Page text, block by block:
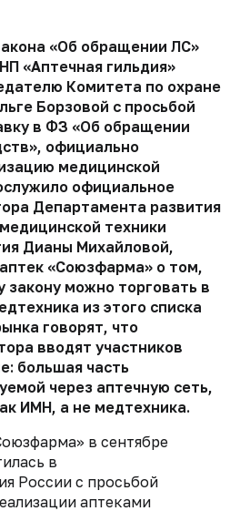
«Об обращении ЛС»
«Аптечная гильдия»
Комитета по охране
Борзовой с просьбой
в ФЗ «Об обращении
официально
медицинской
официальное
Департамента развития
техники
Дианы Михайловой,
«Союзфарма» о том,
закону можно торговать в
из этого списка
говорят, что
вводят участников
большая часть
через аптечную сеть,
ИМН, а не медтехника.
в сентябре
в
России с просьбой
аптеками